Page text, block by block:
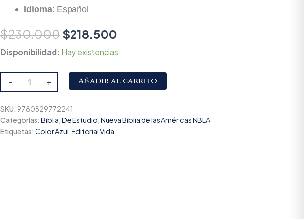
Idioma: Español
$230.000$218.500
Disponibilidad: Hay existencias
- + Añadir al carrito
SKU: 9780829772241
Categorías: Biblia,De Estudio,Nueva Biblia de las Américas NBLA
Etiquetas: Color Azul,Editorial Vida